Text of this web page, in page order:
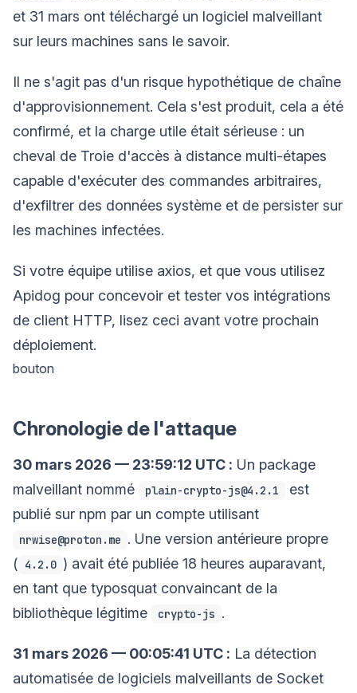
et 31 mars ont téléchargé un logiciel malveillant
sur leurs machines sans le savoir.
Il ne s'agit pas d'un risque hypothétique de chaîne
d'approvisionnement. Cela s'est produit, cela a été
confirmé, et la charge utile était sérieuse : un
cheval de Troie d'accès à distance multi-étapes
capable d'exécuter des commandes arbitraires,
d'exfiltrer des données système et de persister sur
les machines infectées.
Si votre équipe utilise axios, et que vous utilisez
Apidog pour concevoir et tester vos intégrations
de client HTTP, lisez ceci avant votre prochain
déploiement.
bouton
Chronologie de l'attaque
30 mars 2026 — 23:59:12 UTC : Un package
malveillant nommé
plain-crypto-js@4.2.1
est
publié sur npm par un compte utilisant
nrwise@proton.me . Une version antérieure propre
( 4.2.0 ) avait été publiée 18 heures auparavant,
en tant que typosquat convaincant de la
bibliothèque légitime
crypto-js .
31 mars 2026 — 00:05:41 UTC : La détection
automatisée de logiciels malveillants de Socket